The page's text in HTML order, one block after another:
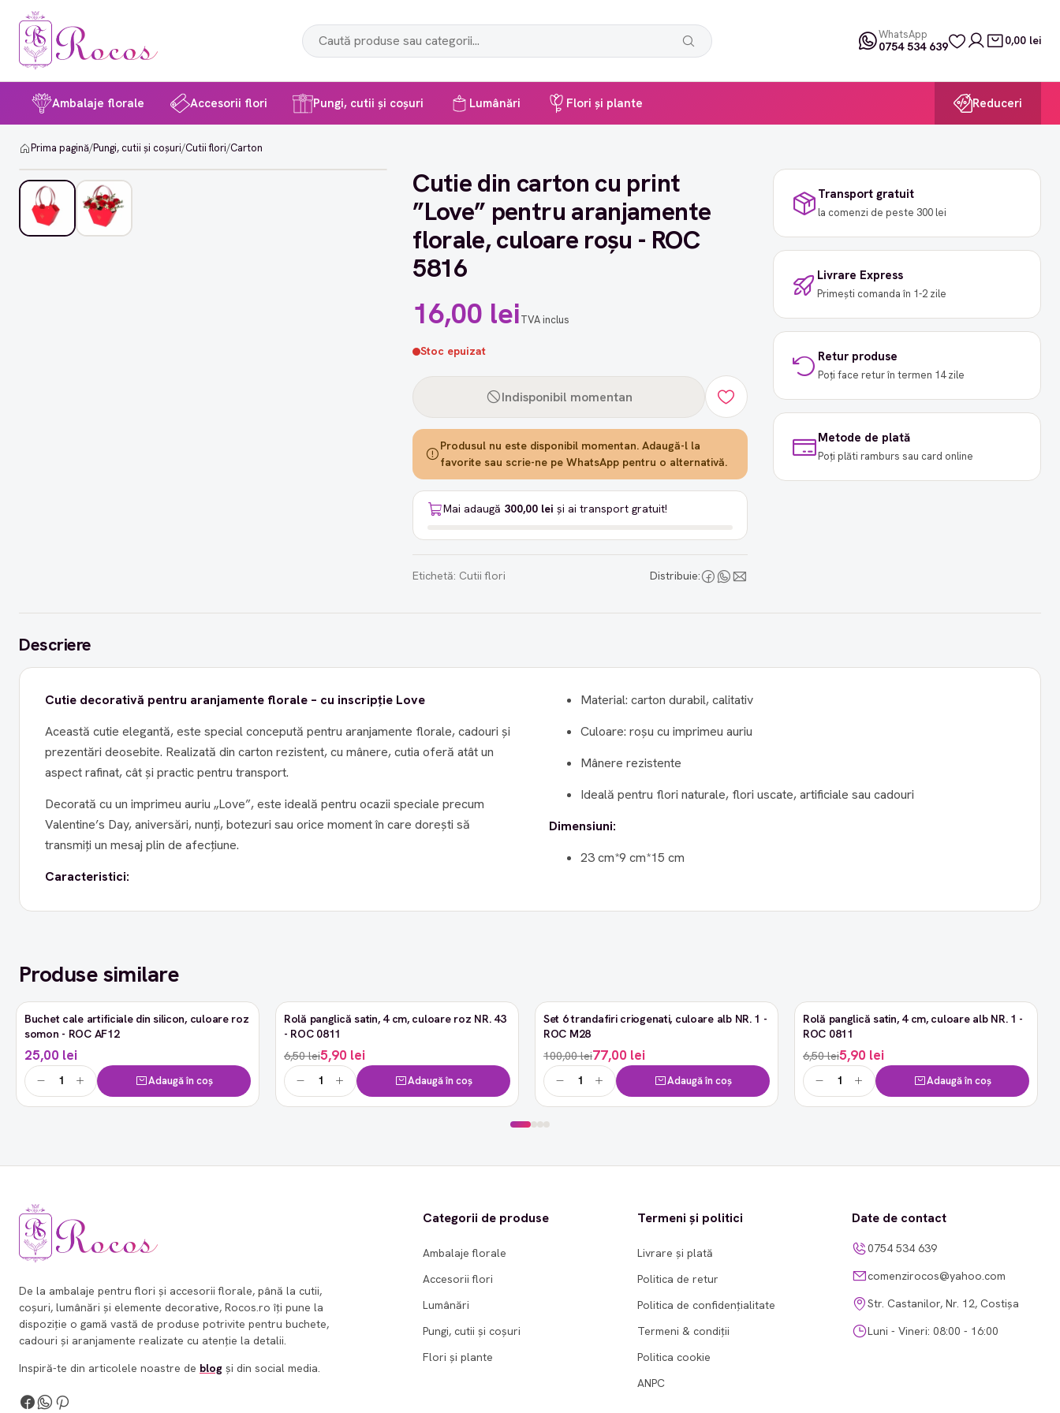
WhatsApp
0754 534 639 0,00 lei
Ambalaje florale Accesorii flori Pungi, cutii și coșuri Lumânări Flori și plante Reduceri
Prima pagină/Pungi, cutii și coșuri/Cutii flori/Carton
Cutie din carton cu print
”Love” pentru aranjamente
florale, culoare roșu - ROC
5816
16,00 leiTVA inclus
Stoc epuizat
Indisponibil momentan
Produsul nu este disponibil momentan. Adaugă-l la
favorite sau scrie-ne pe WhatsApp pentru o alternativă.
Mai adaugă 300,00 lei și ai transport gratuit!
Etichetă: Cutii flori Distribuie:
Transport gratuit
la comenzi de peste 300 lei
Livrare Express
Primești comanda în 1-2 zile
Retur produse
Poți face retur în termen 14 zile
Metode de plată
Poți plăti ramburs sau card online
Descriere
Cutie decorativă pentru aranjamente florale – cu inscripție Love
Această cutie elegantă, este special concepută pentru aranjamente florale, cadouri și
prezentări deosebite. Realizată din carton rezistent, cu mânere, cutia oferă atât un
aspect rafinat, cât și practic pentru transport.
Decorată cu un imprimeu auriu „Love”, este ideală pentru ocazii speciale precum
Valentine’s Day, aniversări, nunți, botezuri sau orice moment în care dorești să
transmiți un mesaj plin de afecțiune.
Caracteristici:
Material: carton durabil, calitativ
Culoare: roșu cu imprimeu auriu
Mânere rezistente
Ideală pentru flori naturale, flori uscate, artificiale sau cadouri
Dimensiuni:
23 cm*9 cm*15 cm
Produse similare
Buchet cale artificiale din silicon, culoare roz
somon - ROC AF12
25,00 lei
Adaugă în coș
-9%
Rolă panglică satin, 4 cm, culoare roz NR. 43
- ROC 0811
6,50 lei5,90 lei
Adaugă în coș
-23%
Set 6 trandafiri criogenati, culoare alb NR. 1 -
ROC M28
100,00 lei77,00 lei
Adaugă în coș
-9%
Rolă panglică satin, 4 cm, culoare alb NR. 1 -
ROC 0811
6,50 lei5,90 lei
Adaugă în coș
De la ambalaje pentru flori și accesorii florale, până la cutii,
coșuri, lumânări și elemente decorative, Rocos.ro îți pune la
dispoziție o gamă vastă de produse potrivite pentru buchete,
cadouri și aranjamente realizate cu atenție la detalii.
Inspiră-te din articolele noastre de blog și din social media.
Categorii de produse
Ambalaje florale
Accesorii flori
Lumânări
Pungi, cutii și coșuri
Flori și plante
Termeni și politici
Livrare și plată
Politica de retur
Politica de confidențialitate
Termeni & condiții
Politica cookie
ANPC
Date de contact
0754 534 639
comenzirocos@yahoo.com
Str. Castanilor, Nr. 12, Costișa
Luni - Vineri: 08:00 - 16:00